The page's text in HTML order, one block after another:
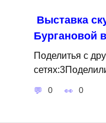
Выставка
Бургановой
Поделитья с
0 0